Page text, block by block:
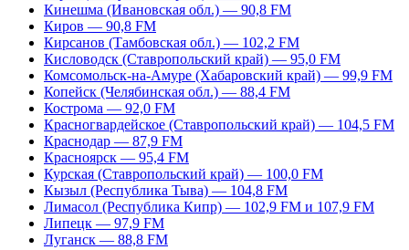
Кинешма (Ивановская обл.) — 90,8 FM
Киров — 90,8 FM
Кирсанов (Тамбовская обл.) — 102,2 FM
Кисловодск (Ставропольский край) — 95,0 FM
Комсомольск-на-Амуре (Хабаровский край) — 99,9 FM
Копейск (Челябинская обл.) — 88,4 FM
Кострома — 92,0 FM
Красногвардейское (Ставропольский край) — 104,5 FM
Краснодар — 87,9 FM
Красноярск — 95,4 FM
Курская (Ставропольский край) — 100,0 FM
Кызыл (Республика Тыва) — 104,8 FM
Лимасол (Республика Кипр) — 102,9 FM и 107,9 FM
Липецк — 97,9 FM
Луганск — 88,8 FM